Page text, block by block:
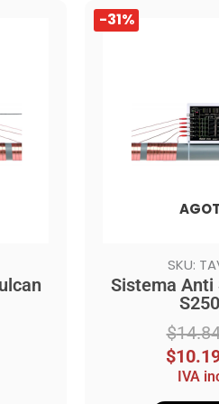
-31%
SKU:
Sistema Anti
$
El
precio
$14.849.990.
$
El
precio
$10.199.990.
IVA